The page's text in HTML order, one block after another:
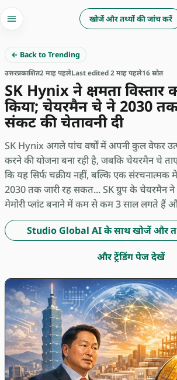
खोजें और तथ्यों की जांच करें
← Back to Trending
उत्तरप्रकाशित2 माह पहलेLast edited 2 माह पहले16 स्रोत
SK Hynix ने क्षमता विस्तार
किया; चेयरमैन चे ने 2030 तक
संकट की चेतावनी दी
SK Hynix अगले पांच वर्षों में अपनी कुल वेफर
करने की योजना बना रही है, जबकि चेयरमैन चे
कि यह सिर्फ चक्रीय नहीं, बल्कि एक संरचनात्मक
2030 तक जारी रह सकत... SK ग्रुप के चेयरमैन ने
मेमोरी प्लांट बनाने में कम से कम 3 साल लगते हैं
Studio Global AI के साथ खोजें और
और ट्रेंडिंग पेज देखें